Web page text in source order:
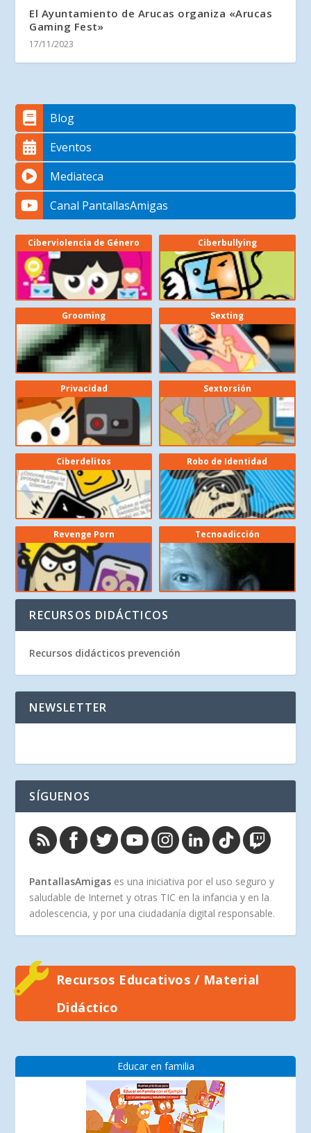
El Ayuntamiento de Arucas organiza «Arucas
Gaming Fest»
17/11/2023
Blog
Eventos
Mediateca
Canal PantallasAmigas
Ciberviolencia de Género Ciberbullying
Grooming Sexting
Privacidad Sextorsión
Ciberdelitos Robo de Identidad
Revenge Porn Tecnoadicción
RECURSOS DIDÁCTICOS
Recursos didácticos prevención
NEWSLETTER
SÍGUENOS
PantallasAmigas es una iniciativa por el uso seguro y
saludable de Internet y otras TIC en la infancia y en la
adolescencia, y por una ciudadanía digital responsable.
Recursos Educativos / Material
Didáctico
Educar en familia